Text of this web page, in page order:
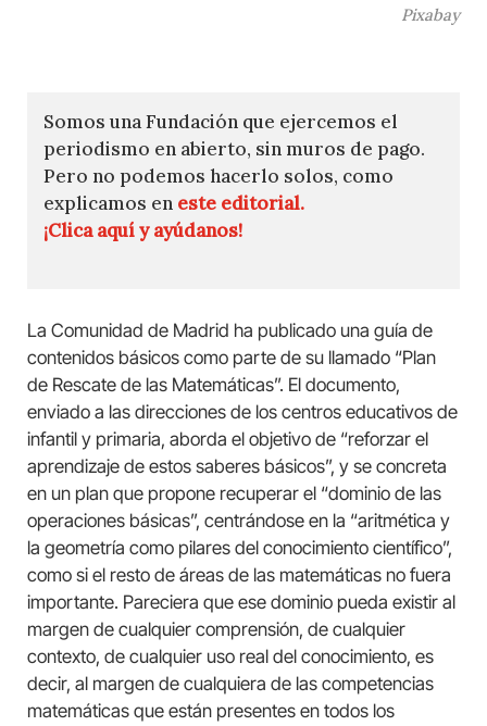
Pixabay
Somos una Fundación que ejercemos el
periodismo en abierto, sin muros de pago.
Pero no podemos hacerlo solos, como
explicamos en este editorial.
¡Clica aquí y ayúdanos!
La Comunidad de Madrid ha publicado una guía de
contenidos básicos como parte de su llamado “Plan
de Rescate de las Matemáticas”. El documento,
enviado a las direcciones de los centros educativos de
infantil y primaria, aborda el objetivo de “reforzar el
aprendizaje de estos saberes básicos”, y se concreta
en un plan que propone recuperar el “dominio de las
operaciones básicas”, centrándose en la “aritmética y
la geometría como pilares del conocimiento científico”,
como si el resto de áreas de las matemáticas no fuera
importante. Pareciera que ese dominio pueda existir al
margen de cualquier comprensión, de cualquier
contexto, de cualquier uso real del conocimiento, es
decir, al margen de cualquiera de las competencias
matemáticas que están presentes en todos los